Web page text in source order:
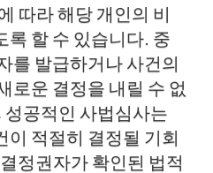
따라 해당 개인의 비
록 할 수 있습니다. 중
를 발급하거나 사건의
로운 결정을 내릴 수 없
공적인 사법심사는
이 적절히 결정될 기회
정권자가 확인된 법적